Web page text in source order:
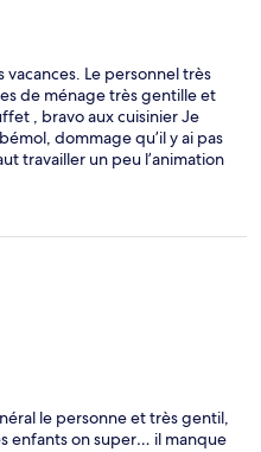
vacances. Le personnel très
de ménage très gentille et
, bravo aux cuisinier Je
dommage qu’il y ai pas
travailler un peu l’animation
Sinon très bon séjours
le personne et très gentil,
enfants on super… il manque